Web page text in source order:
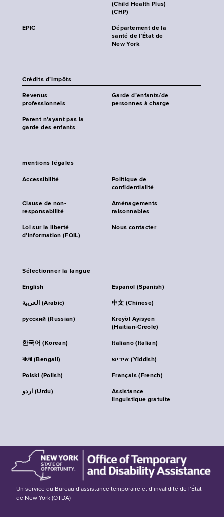
(Child Health Plus)
(CHP)
EPIC
Département de la
santé de l’État de
New York
Crédits d’impôts
Revenus
professionnels
Garde d’enfants/de
personnes à charge
Parent n’ayant pas la
garde des enfants
mentions légales
Accessibilité
Politique de
confidentialité
Clause de non-
responsabilité
Aménagements
raisonnables
Loi sur la liberté
d’information (FOIL)
Nous contacter
Sélectionner la langue
English Español (Spanish)
العربية (Arabic) 中文 (Chinese)
русский (Russian)
Kreyòl Ayisyen
(Haitian-Creole)
한국어 (Korean) Italiano (Italian)
বাংলা (Bengali) אידיש (Yiddish)
Polski (Polish) Français (French)
اردو (Urdu)
Assistance
linguistique gratuite
Un service du Bureau d’assistance temporaire et d’invalidité de l’État
de New York (OTDA)